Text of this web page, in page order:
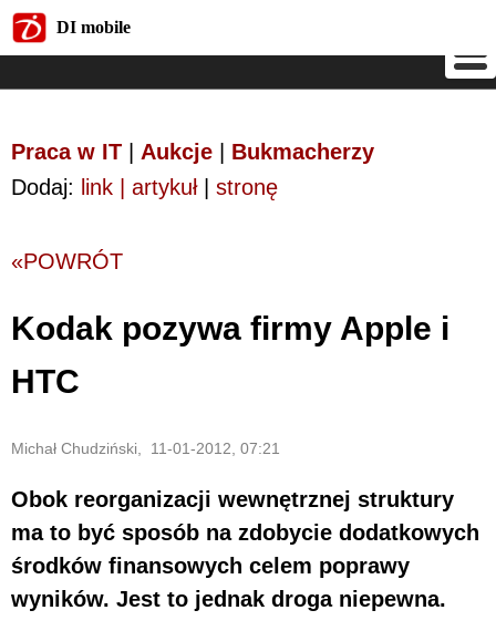
DI mobile
Praca w IT Aukcje
Bukmacherzy
Dodaj: link | artykuł| stronę
«POWRÓT
Kodak pozywa firmy Apple i
HTC
Michał Chudziński, 11-01-2012, 07:21
Obok reorganizacji wewnętrznej struktury
ma to być sposób na zdobycie dodatkowych
środków finansowych celem poprawy
wyników. Jest to jednak droga niepewna.
DI mobile